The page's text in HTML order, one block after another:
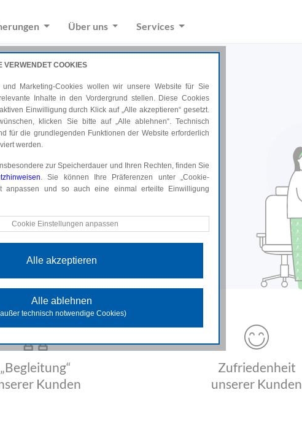
Über uns Services
mehr über uns und
uns kennen.
uns vorab gerne bei Ihnen vorstellen.
„Begleitung“
Kunden
Zufriedenheit
unserer Kunden
VERWENDET COOKIES
Marketing-Cookies wollen wir unsere Website für Sie
Inhalte in den Vordergrund stellen. Diese Cookies
Einwilligung durch Klick auf „Alle akzeptieren“ gesetzt.
klicken Sie bitte auf „Alle ablehnen“. Technisch
für die grundlegenden Funktionen der Website erforderlich
werden.
zur Speicherdauer und Ihren Rechten, finden Sie
. Sie können Ihre Präferenzen unter „Cookie-
anpassen und so auch eine einmal erteilte Einwilligung
Damit analysieren wir das Verhalten und die Zugriffsquellen
und können in weiterer Folge die zur Verfügung gestellten
genutzt, um Ihnen sowohl auf unserer Seite als auch
passendere Werbung und Inhalte anzuzeigen.
Cookie Einstellungen anpassen
Alle akzeptieren
Alle ablehnen
technisch notwendige Cookies)